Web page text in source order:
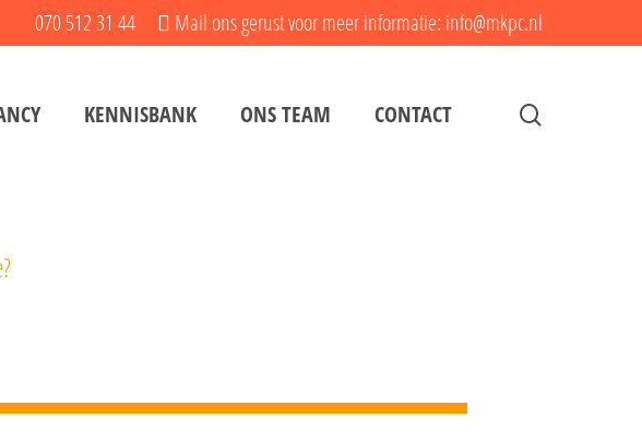
070 512 31 44 Mail ons gerust voor meer informatie: info@mkpc.nl
KENNISBANK ONS TEAM CONTACT